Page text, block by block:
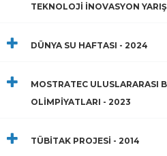
TEKNOLOJİ İNOVASYON
DÜNYA SU HAFTASI - 2024
MOSTRATEC ULUSLARARASI
OLİMPİYATLARI - 2023
TÜBİTAK PROJESİ - 2014